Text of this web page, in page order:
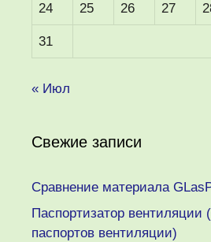
24 25 26 27
31
« Июл
Свежие записи
Сравнение материала
Паспортизатор вентиляции
паспортов вентиляции)